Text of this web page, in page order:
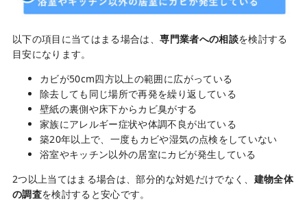
以下の項目に当てはまる場合は、専門業者への相談を検討する
目安になります。
カビが50cm四方以上の範囲に広がっている
除去しても同じ場所で再発を繰り返している
壁紙の裏側や床下からカビ臭がする
家族にアレルギー症状や体調不良が出ている
築20年以上で、一度もカビや湿気の点検をしていない
浴室やキッチン以外の居室にカビが発生している
2つ以上当てはまる場合は、部分的な対処だけでなく、 建物全体
の調査を検討すると安心です。